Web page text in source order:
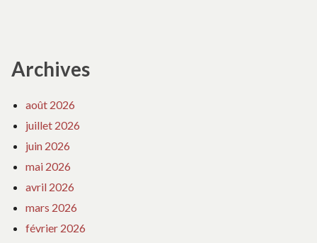
Archives
août 2026
juillet 2026
juin 2026
mai 2026
avril 2026
mars 2026
février 2026